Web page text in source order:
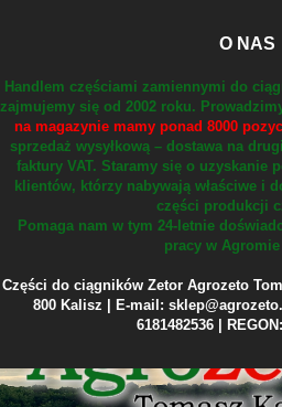
O NAS
Handlem częściami zamiennymi do
zajmujemy się od 2002 roku.
na magazynie mamy ponad 8000
sprzedaż wysyłkową – dostawa na
faktury VAT. Staramy się o uzyskanie
klientów, którzy nabywają właściwe i
części produkcji
Pomaga nam w tym 24-letnie
pracy w
Części do ciągników Zetor Agrozeto
800 Kalisz | E-mail:
6181482536 |